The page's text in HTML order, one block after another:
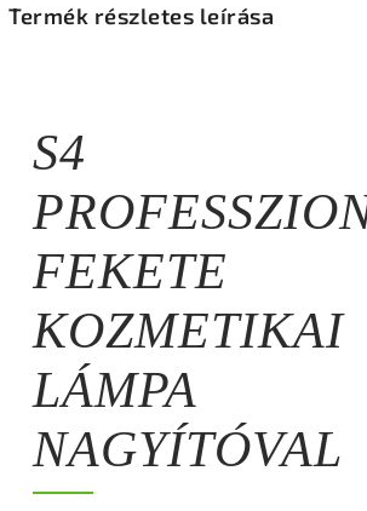
Termék részletes leírása
S4
FEKETE
KOZMETIKAI
LÁMPA
NAGYÍTÓVAL